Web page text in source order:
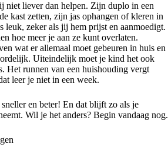
niet liever dan helpen. Zijn duplo in een
kast zetten, zijn jas ophangen of kleren in
leuk, zeker als jij hem prijst en aanmoedigt.
hoe meer je aan ze kunt overlaten.
wat er allemaal moet gebeuren in huis en
Uiteindelijk moet je kind het ook
Het runnen van een huishouding vergt
leer je niet in een week.
en beter! En dat blijft zo als je
Wil je het anders? Begin vandaag nog.